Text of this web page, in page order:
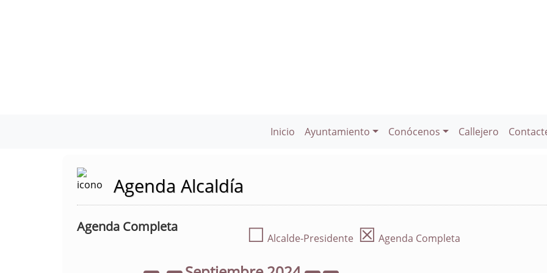
Inicio Ayuntamiento Conócenos Callejero
Agenda Alcaldía
Agenda Completa ☐ Alcalde-Presidente ☒ Agenda Completa